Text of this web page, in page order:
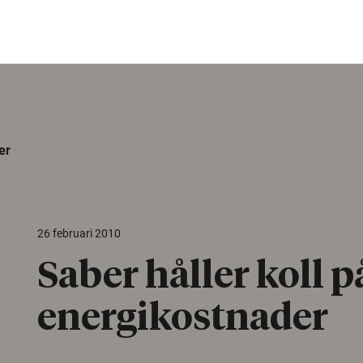
26 februari 2010
Saber håller koll
energikostnader